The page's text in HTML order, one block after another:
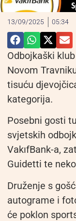
13/09/2025 05:34
Odbojkaški
Novom
tisuću
kategorija.
Posebni gosti
svjetskih
VakıfBank-a,
Guidetti te
Druženje s
autograme i
će poklon